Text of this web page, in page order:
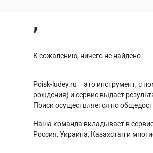
,
К сожалению, ничего не найдено
Poisk-ludey.ru – это инструмент, с
рождения) и сервис выдаст
Поиск осуществляется по
Наша команда вкладывает в
Россия, Украина, Казахстан и